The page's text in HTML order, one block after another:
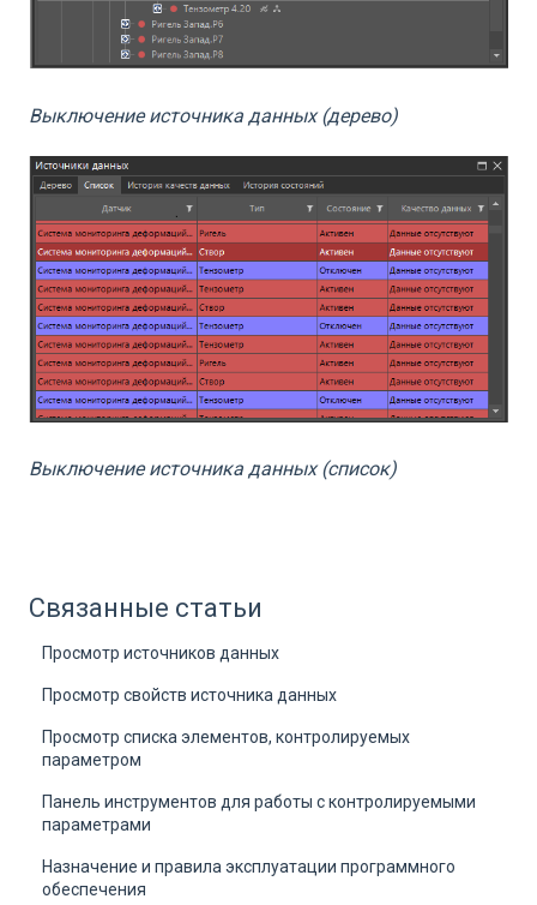
Выключение источника данных (дерево)
Выключение источника данных (список)
Связанные статьи
Просмотр источников данных
Просмотр свойств источника данных
Просмотр списка элементов, контролируемых
параметром
Панель инструментов для работы с контролируемыми
параметрами
Назначение и правила эксплуатации программного
обеспечения